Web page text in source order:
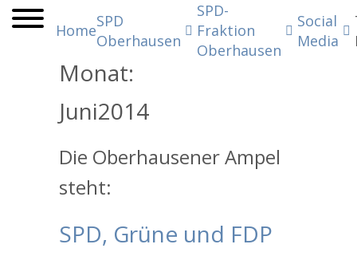
Home
SPD
Oberhausen
SPD-
Fraktion
Oberhausen
Social
Media
Monat:
Juni2014
Die Oberhausener Ampel
steht:
SPD, Grüne und FDP